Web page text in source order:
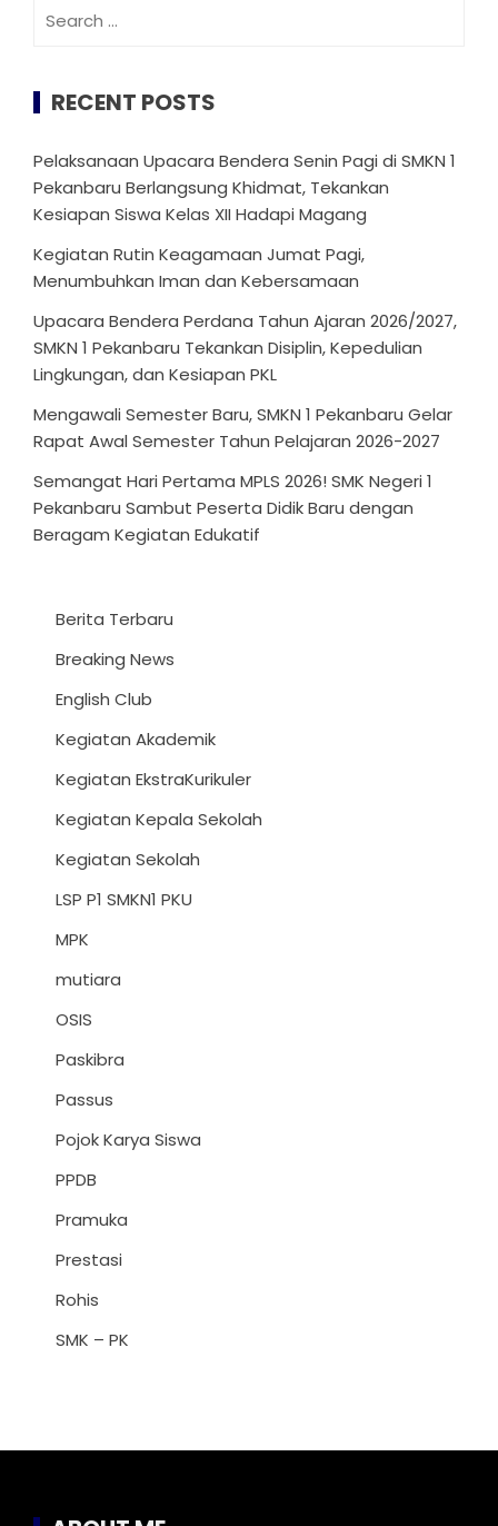
for:
RECENT POSTS
Pelaksanaan Upacara Bendera Senin Pagi di SMKN 1
Pekanbaru Berlangsung Khidmat, Tekankan
Kesiapan Siswa Kelas XII Hadapi Magang
Kegiatan Rutin Keagamaan Jumat Pagi,
Menumbuhkan Iman dan Kebersamaan
Upacara Bendera Perdana Tahun Ajaran 2026/2027,
SMKN 1 Pekanbaru Tekankan Disiplin, Kepedulian
Lingkungan, dan Kesiapan PKL
Mengawali Semester Baru, SMKN 1 Pekanbaru Gelar
Rapat Awal Semester Tahun Pelajaran 2026-2027
Semangat Hari Pertama MPLS 2026! SMK Negeri 1
Pekanbaru Sambut Peserta Didik Baru dengan
Beragam Kegiatan Edukatif
Berita Terbaru
Breaking News
English Club
Kegiatan Akademik
Kegiatan EkstraKurikuler
Kegiatan Kepala Sekolah
Kegiatan Sekolah
LSP P1 SMKN1 PKU
MPK
mutiara
OSIS
Paskibra
Passus
Pojok Karya Siswa
PPDB
Pramuka
Prestasi
Rohis
SMK – PK